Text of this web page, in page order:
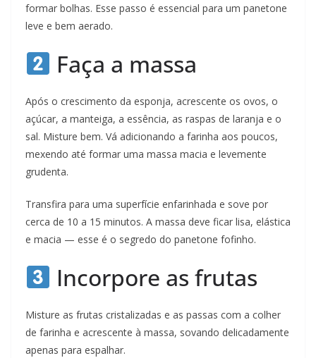
formar bolhas. Esse passo é essencial para um panetone
leve e bem aerado.
Faça a massa
Após o crescimento da esponja, acrescente os ovos, o
açúcar, a manteiga, a essência, as raspas de laranja e o
sal. Misture bem. Vá adicionando a farinha aos poucos,
mexendo até formar uma massa macia e levemente
grudenta.
Transfira para uma superfície enfarinhada e sove por
cerca de 10 a 15 minutos. A massa deve ficar lisa, elástica
e macia — esse é o segredo do panetone fofinho.
Incorpore as frutas
Misture as frutas cristalizadas e as passas com a colher
de farinha e acrescente à massa, sovando delicadamente
apenas para espalhar.